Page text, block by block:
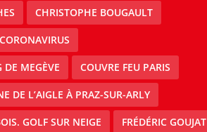
CHRISTOPHE BOUGAULT
CORONAVIRUS
DE MEGÈVE COUVRE FEU PARIS
DE L’AIGLE À PRAZ-SUR-ARLY
GOLF SUR NEIGE FRÉDÉRIC GOUJAT